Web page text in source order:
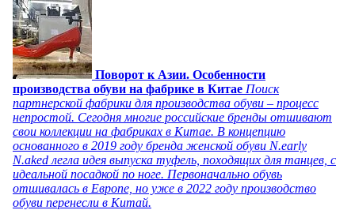
Поворот к Азии. Особенности
производства обуви на фабрике в Китае Поиск
партнерской фабрики для производства обуви – процесс
непростой. Сегодня многие российские бренды отшивают
свои коллекции на фабриках в Китае. В концепцию
основанного в 2019 году бренда женской обуви N.early
N.aked легла идея выпуска туфель, походящих для танцев, с
идеальной посадкой по ноге. Первоначально обувь
отшивалась в Европе, но уже в 2022 году производство
обуви перенесли в Китай.